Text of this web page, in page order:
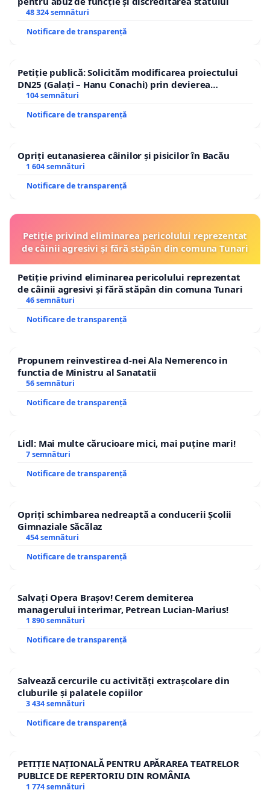
48 324 semnături
Notificare de transparență
Petiție publică: Solicităm modificarea proiectului
DN25 (Galați – Hanu Conachi) prin devierea
traseului în afara localităților!
104 semnături
Notificare de transparență
Opriți eutanasierea câinilor și pisicilor în Bacău
1 604 semnături
Notificare de transparență
Petiție privind eliminarea pericolului reprezentat
de câinii agresivi și fără stăpân din comuna Tunari
Petiție privind eliminarea pericolului reprezentat
de câinii agresivi și fără stăpân din comuna Tunari
46 semnături
Notificare de transparență
Propunem reinvestirea d-nei Ala Nemerenco in
functia de Ministru al Sanatatii
56 semnături
Notificare de transparență
Lidl: Mai multe cărucioare mici, mai puține mari!
7 semnături
Notificare de transparență
Opriți schimbarea nedreaptă a conducerii Școlii
Gimnaziale Săcălaz
454 semnături
Notificare de transparență
Salvați Opera Brașov! Cerem demiterea
managerului interimar, Petrean Lucian-Marius!
1 890 semnături
Notificare de transparență
Salvează cercurile cu activități extrașcolare din
cluburile și palatele copiilor
3 434 semnături
Notificare de transparență
PETIȚIE NAȚIONALĂ PENTRU APĂRAREA TEATRELOR
PUBLICE DE REPERTORIU DIN ROMÂNIA
1 774 semnături